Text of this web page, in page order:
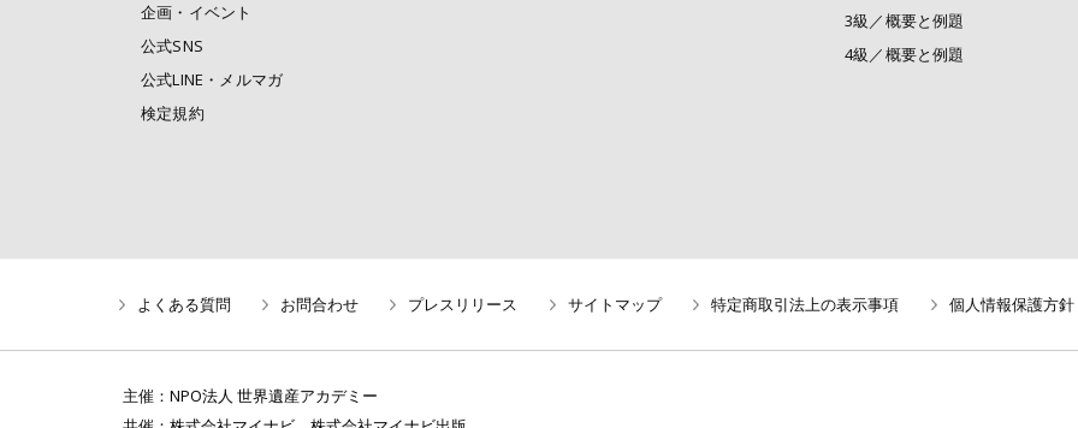
企画・イベント
公式SNS
公式LINE・メルマガ
検定規約
3級／概要と例題
4級／概要と例題
よくある質問 お問合わせ プレスリリース サイトマップ 特定商取引法上の表示事項 個人情報保護方針
主催： NPO法人 世界遺産アカデミー